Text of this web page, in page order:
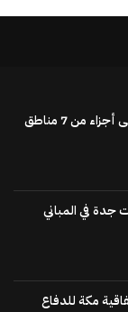
من 7 مناطق
جدة في المباني
مكة للدفاع